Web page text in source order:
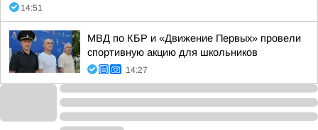
14:51
МВД по КБР и «Движение Первых» провели
спортивную акцию для школьников
14:27